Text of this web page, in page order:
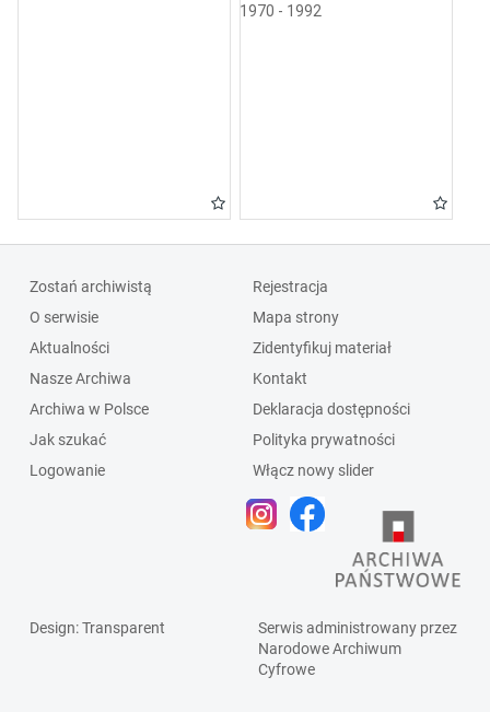
1970 - 1992
Zostań archiwistą
O serwisie
Aktualności
Nasze Archiwa
Archiwa w Polsce
Jak szukać
Logowanie
Rejestracja
Mapa strony
Zidentyfikuj materiał
Kontakt
Deklaracja dostępności
Polityka prywatności
Włącz nowy slider
Design: Transparent
Serwis administrowany przez
Narodowe Archiwum
Cyfrowe